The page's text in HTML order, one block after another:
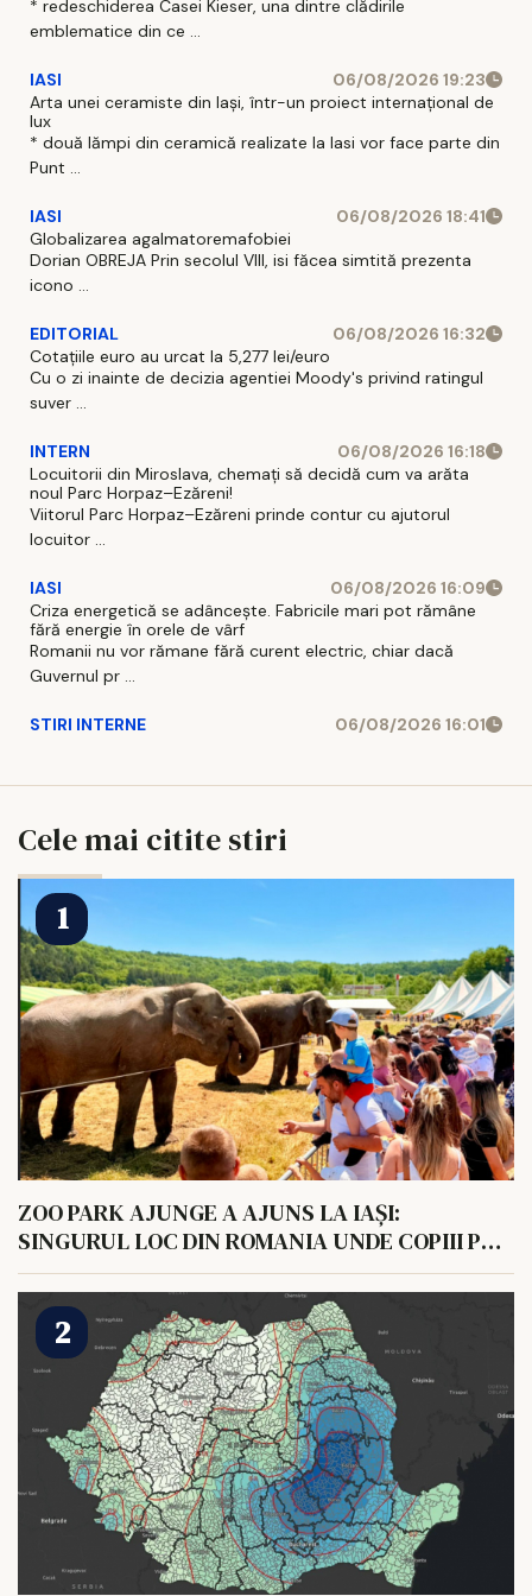
* redeschiderea Casei Kieser, una dintre clădirile
emblematice din ce ...
IASI
06/08/2026 19:23
Arta unei ceramiste din Iași, într-un proiect internațional de
lux
* două lămpi din ceramică realizate la Iasi vor face parte din
Punt ...
IASI
06/08/2026 18:41
Globalizarea agalmatoremafobiei
Dorian OBREJA Prin secolul VIII, isi făcea simtită prezenta
icono ...
EDITORIAL
06/08/2026 16:32
Cotațiile euro au urcat la 5,277 lei/euro
Cu o zi inainte de decizia agentiei Moody's privind ratingul
suver ...
INTERN
06/08/2026 16:18
Locuitorii din Miroslava, chemați să decidă cum va arăta
noul Parc Horpaz–Ezăreni!
Viitorul Parc Horpaz–Ezăreni prinde contur cu ajutorul
locuitor ...
IASI
06/08/2026 16:09
Criza energetică se adâncește. Fabricile mari pot rămâne
fără energie în orele de vârf
Romanii nu vor rămane fără curent electric, chiar dacă
Guvernul pr ...
STIRI INTERNE 06/08/2026 16:01
Cele mai citite stiri
ZOO PARK AJUNGE A AJUNS LA IAȘI:
SINGURUL LOC DIN ROMANIA UNDE COPIII POT
HRANI UN ELEFANT